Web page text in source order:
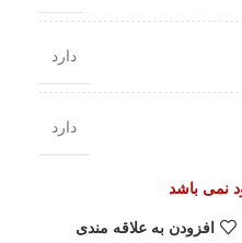
دارد
دارد
نمی باشد
افزودن به علاقه مندی